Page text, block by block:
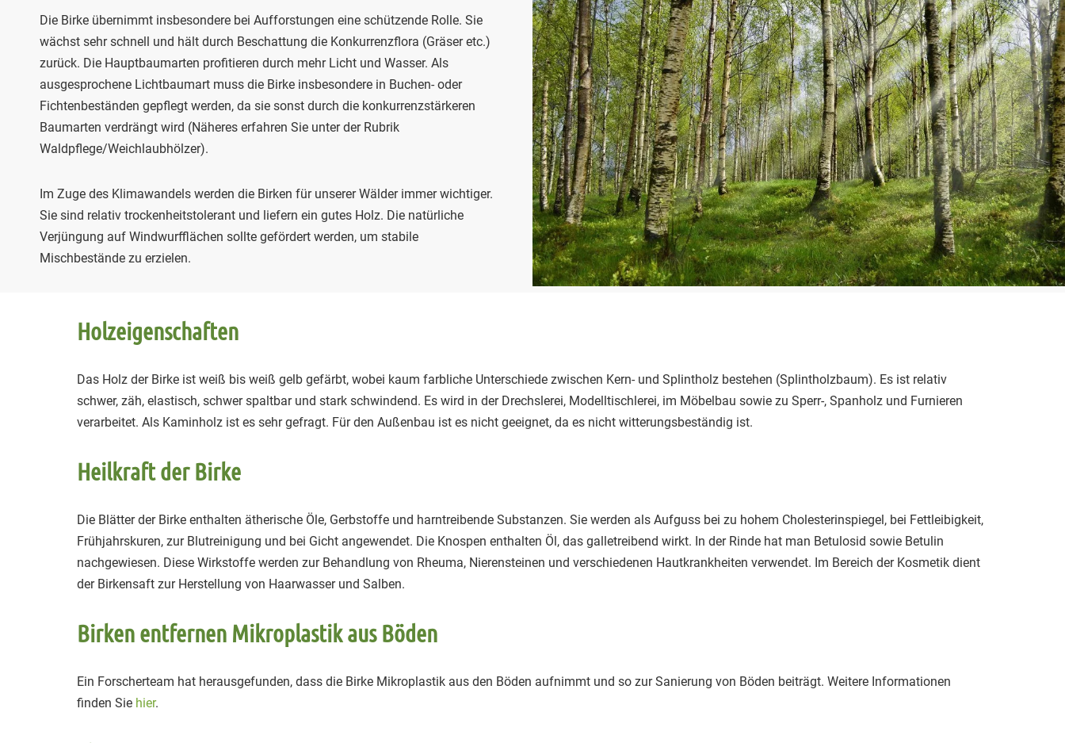
Die Birke übernimmt insbesondere bei Aufforstungen eine schützende Rolle. Sie
wächst sehr schnell und hält durch Beschattung die Konkurrenzflora (Gräser etc.)
zurück. Die Hauptbaumarten profitieren durch mehr Licht und Wasser. Als
ausgesprochene Lichtbaumart muss die Birke insbesondere in Buchen- oder
Fichtenbeständen gepflegt werden, da sie sonst durch die konkurrenzstärkeren
Baumarten verdrängt wird (Näheres erfahren Sie unter der Rubrik
Waldpflege/Weichlaubhölzer).
Im Zuge des Klimawandels werden die Birken für unserer Wälder immer wichtiger.
Sie sind relativ trockenheitstolerant und liefern ein gutes Holz. Die natürliche
Verjüngung auf Windwurfflächen sollte gefördert werden, um stabile
Mischbestände zu erzielen.
Holzeigenschaften
Das Holz der Birke ist weiß bis weiß gelb gefärbt, wobei kaum farbliche Unterschiede zwischen Kern- und Splintholz bestehen (Splintholzbaum). Es ist relativ
schwer, zäh, elastisch, schwer spaltbar und stark schwindend. Es wird in der Drechslerei, Modelltischlerei, im Möbelbau sowie zu Sperr-, Spanholz und Furnieren
verarbeitet. Als Kaminholz ist es sehr gefragt. Für den Außenbau ist es nicht geeignet, da es nicht witterungsbeständig ist.
Heilkraft der Birke
Die Blätter der Birke enthalten ätherische Öle, Gerbstoffe und harntreibende Substanzen. Sie werden als Aufguss bei zu hohem Cholesterinspiegel, bei Fettleibigkeit,
Frühjahrskuren, zur Blutreinigung und bei Gicht angewendet. Die Knospen enthalten Öl, das galletreibend wirkt. In der Rinde hat man Betulosid sowie Betulin
nachgewiesen. Diese Wirkstoffe werden zur Behandlung von Rheuma, Nierensteinen und verschiedenen Hautkrankheiten verwendet. Im Bereich der Kosmetik dient
der Birkensaft zur Herstellung von Haarwasser und Salben.
Birken entfernen Mikroplastik aus Böden
Ein Forscherteam hat herausgefunden, dass die Birke Mikroplastik aus den Böden aufnimmt und so zur Sanierung von Böden beiträgt. Weitere Informationen
finden Sie hier.